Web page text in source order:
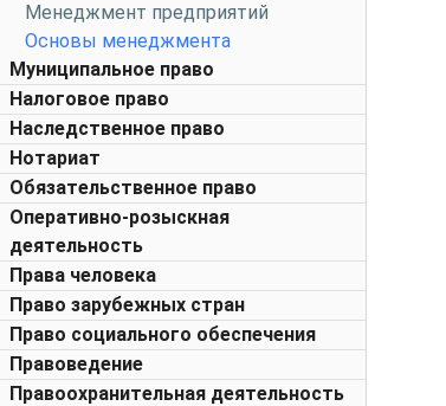
Менеджмент предприятий
Основы менеджмента
Муниципальное право
Налоговое право
Наследственное право
Нотариат
Обязательственное право
Оперативно-розыскная
деятельность
Права человека
Право зарубежных стран
Право социального обеспечения
Правоведение
Правоохранительная деятельность